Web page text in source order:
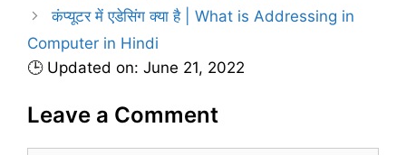
i
s
कंप्यूटर में एडेसिंग क्या है | What is Addressing in
Computer in Hindi
🕒 Updated on: June 21, 2022
Leave a Comment